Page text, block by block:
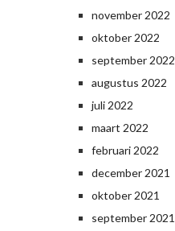
november 2022
oktober 2022
september 2022
augustus 2022
juli 2022
maart 2022
februari 2022
december 2021
oktober 2021
september 2021